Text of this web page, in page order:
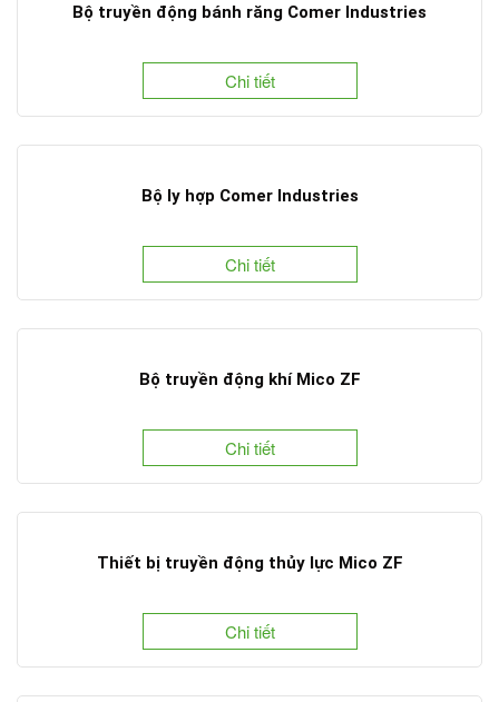
Bộ truyền động bánh răng Comer Industries
Chi tiết
Bộ ly hợp Comer Industries
Chi tiết
Bộ truyền động khí Mico ZF
Chi tiết
Thiết bị truyền động thủy lực Mico ZF
Chi tiết